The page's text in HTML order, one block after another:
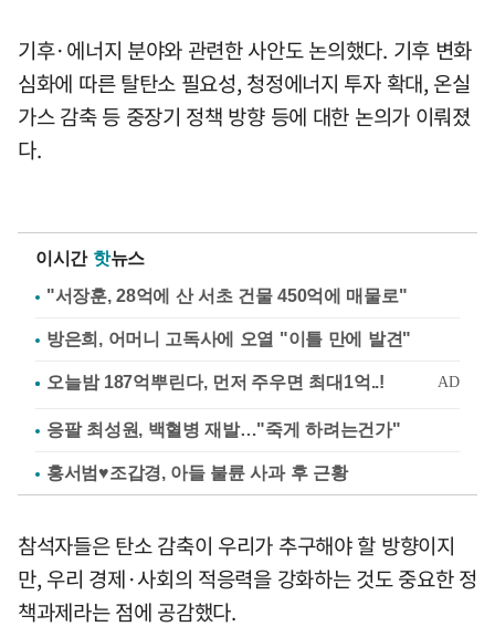
기후·에너지 분야와 관련한 사안도 논의했다. 기후 변화
심화에 따른 탈탄소 필요성, 청정에너지 투자 확대, 온실
가스 감축 등 중장기 정책 방향 등에 대한 논의가 이뤄졌
다.
이시간 핫뉴스
"서장훈, 28억에 산 서초 건물 450억에 매물로"
방은희, 어머니 고독사에 오열 "이틀 만에 발견"
응팔 최성원, 백혈병 재발…"죽게 하려는건가"
홍서범♥조갑경, 아들 불륜 사과 후 근황
참석자들은 탄소 감축이 우리가 추구해야 할 방향이지
만, 우리 경제·사회의 적응력을 강화하는 것도 중요한 정
책과제라는 점에 공감했다.